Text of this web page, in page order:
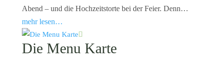
Abend – und die Hochzeitstorte bei der Feier. Denn…
mehr lesen…
Die Menu Karte